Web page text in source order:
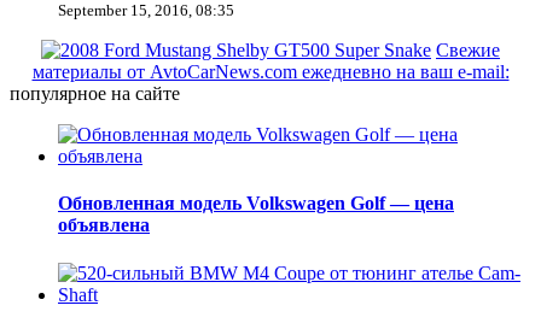
September 15, 2016, 08:35
Свежие
материалы от AvtoCarNews.com ежедневно на ваш e-mail:
популярное на сайте
Обновленная модель Volkswagen Golf — цена
объявлена